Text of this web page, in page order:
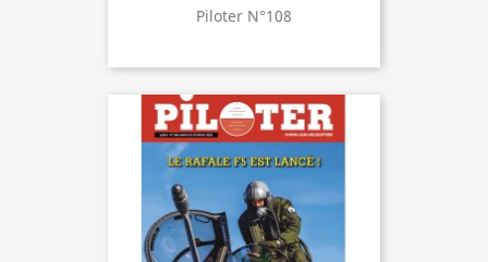
Piloter N°108